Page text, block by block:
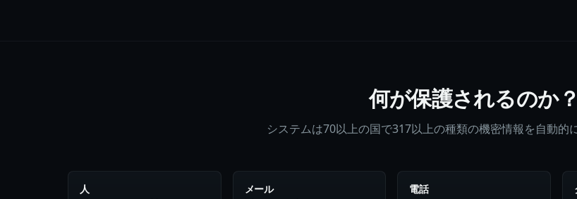
何が保護されるのか？
システムは70以上の国で317以上の種類の機密情報を自動的
人 メール 電話